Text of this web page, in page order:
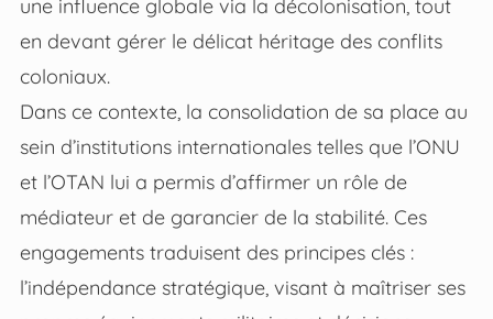
une influence globale via la décolonisation, tout
en devant gérer le délicat héritage des conflits
coloniaux.
Dans ce contexte, la consolidation de sa place au
sein d’institutions internationales telles que l’ONU
et l’OTAN lui a permis d’affirmer un rôle de
médiateur et de garancier de la stabilité. Ces
engagements traduisent des principes clés :
l’indépendance stratégique, visant à maîtriser ses